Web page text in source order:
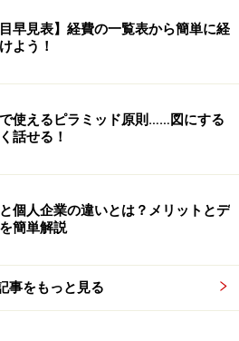
目早見表】経費の一覧表から簡単に経
よう！
使えるピラミッド原則……図にする
話せる！
個人企業の違いとは？メリットとデ
簡単解説
事をもっと見る